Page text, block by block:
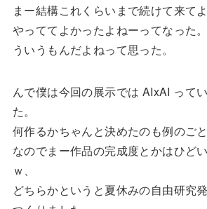
まー結構これくらいまで続けて来て
やっててよかったよねーってなった
ういうもんだよねって思った。
んで僕は今回の展示では AIxAI って
た。
何作るかちゃんと決めたのも例のご
なのでまー作品の完成度とかはひど
ｗ、
どちらかというと夏休みの自由研究